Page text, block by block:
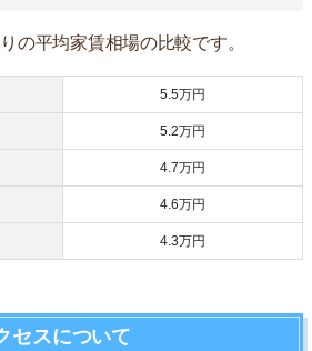
の平均家賃相場の比較です。
5.5万円
5.2万円
4.7万円
4.6万円
4.3万円
セスについて